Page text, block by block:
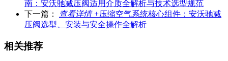
南：安沃驰减压阀适用介质全解析与技术选型规范
下一篇：
查看详情 +压缩空气系统核心组件：安沃驰减
压阀选型、安装与安全操作全解析
相关推荐